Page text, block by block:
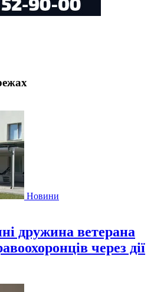
Новини
дружина ветерана
через дії